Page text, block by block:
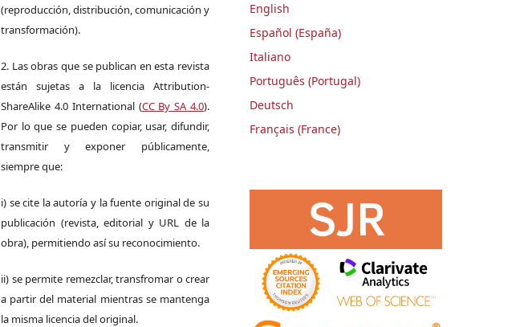
(reproducción, distribución, comunicación y
transformación).
2. Las obras que se publican en esta revista
están sujetas a la licencia Attribution-
ShareAlike 4.0 International (CC By SA 4.0).
Por lo que se pueden copiar, usar, difundir,
transmitir y exponer públicamente,
siempre que:
i) se cite la autoría y la fuente original de su
publicación (revista, editorial y URL de la
obra), permitiendo así su reconocimiento.
ii) se permite remezclar, transfromar o crear
a partir del material mientras se mantenga
la misma licencia del original.
English
Español (España)
Italiano
Português (Portugal)
Deutsch
Français (France)